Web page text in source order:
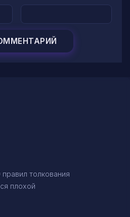
толкования
плохой